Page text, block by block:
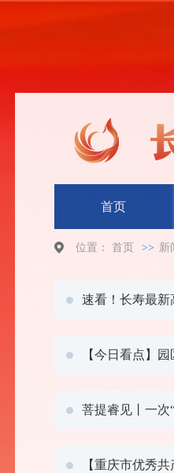
首页
位置： 首页 >> 新
速看！长寿最
【今日看点】
菩提睿见丨一次
【重庆市优秀